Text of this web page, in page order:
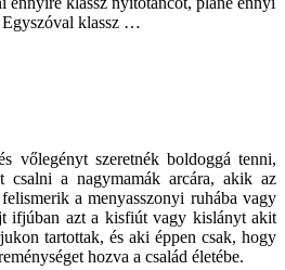
Egyszóval klassz …
vőlegényt szeretnék boldoggá tenni,
csalni a nagymamák arcára, akik az
a menyasszonyi ruhába vagy
ifjúban azt a kisfiút vagy kislányt akit
tartottak, és aki éppen csak, hogy
hozva a család életébe.